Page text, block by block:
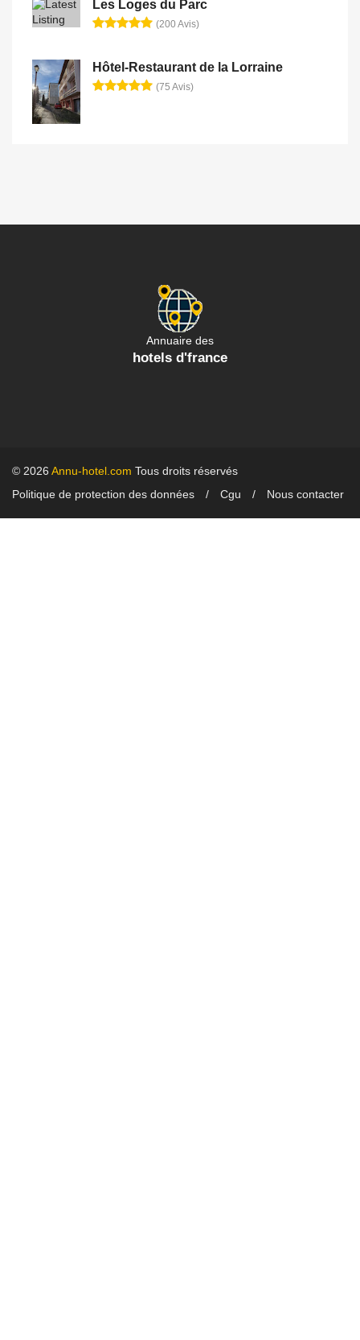
Les Loges du Parc
(200 Avis)
Hôtel-Restaurant de la Lorraine
(75 Avis)
Annuaire des
hotels d'france
© 2026 Annu-hotel.com Tous droits réservés
Politique de protection des données
Cgu Nous contacter